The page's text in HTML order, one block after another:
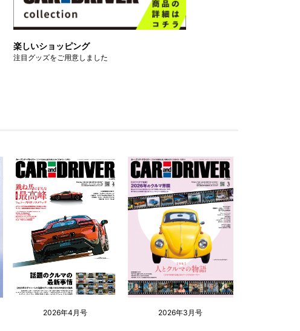
楽しいショッピング
注目グッズをご用意しました
2026年4月号 2026年3月号